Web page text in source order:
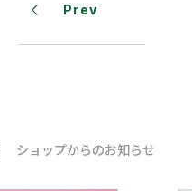
Prev
ショップからのお知らせ